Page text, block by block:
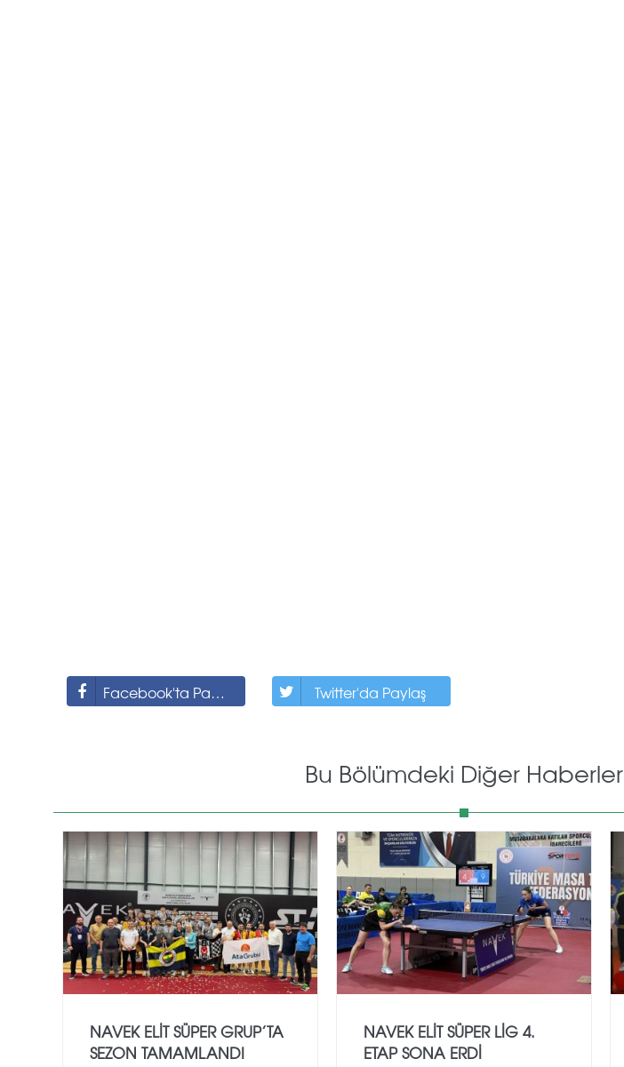
Facebook'ta Paylaş Twitter'da Paylaş
Bu Bölümdeki Diğer Haberler
NAVEK ELIT SÜPER GRUP’TA
SEZON TAMAMLANDI
NAVEK ELIT SÜPER LIG 4.
ETAP SONA ERDI